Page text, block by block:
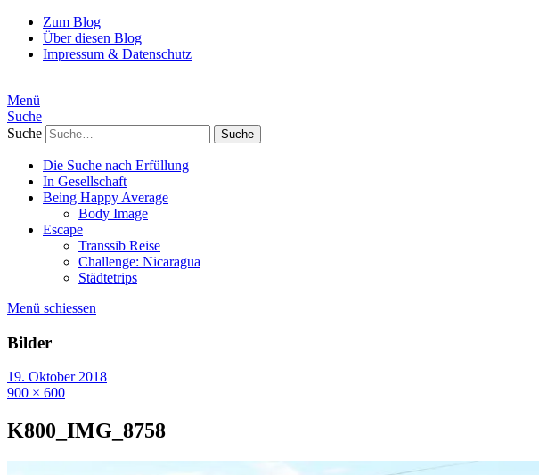
Zum Blog
Über diesen Blog
Impressum & Datenschutz
Menü
Suche
Suche
Die Suche nach Erfüllung
In Gesellschaft
Being Happy Average
Body Image
Escape
Transsib Reise
Challenge: Nicaragua
Städtetrips
Menü schiessen
Bilder
19. Oktober 2018
900 × 600
K800_IMG_8758